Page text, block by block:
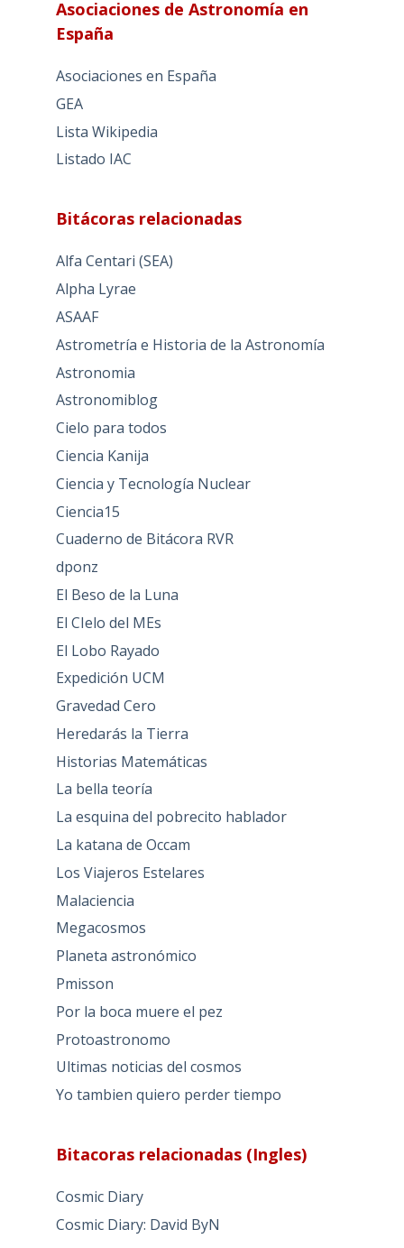
Asociaciones de Astronomía en
España
Asociaciones en España
GEA
Lista Wikipedia
Listado IAC
Bitácoras relacionadas
Alfa Centari (SEA)
Alpha Lyrae
ASAAF
Astrometría e Historia de la Astronomía
Astronomia
Astronomiblog
Cielo para todos
Ciencia Kanija
Ciencia y Tecnología Nuclear
Ciencia15
Cuaderno de Bitácora RVR
dponz
El Beso de la Luna
El CIelo del MEs
El Lobo Rayado
Expedición UCM
Gravedad Cero
Heredarás la Tierra
Historias Matemáticas
La bella teoría
La esquina del pobrecito hablador
La katana de Occam
Los Viajeros Estelares
Malaciencia
Megacosmos
Planeta astronómico
Pmisson
Por la boca muere el pez
Protoastronomo
Ultimas noticias del cosmos
Yo tambien quiero perder tiempo
Bitacoras relacionadas (Ingles)
Cosmic Diary
Cosmic Diary: David ByN